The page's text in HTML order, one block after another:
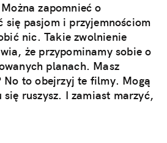
zapomnieć o
się pasjom i przyjemnościom
nic. Takie zwolnienie
że przypominamy sobie o
planach. Masz
No to obejrzyj te filmy. Mogą
ruszysz. I zamiast marzyć,